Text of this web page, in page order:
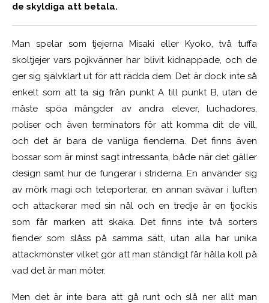
de skyldiga att betala.
Man spelar som tjejerna Misaki eller Kyoko, två tuffa
skoltjejer vars pojkvänner har blivit kidnappade, och de
ger sig självklart ut för att rädda dem. Det är dock inte så
enkelt som att ta sig från punkt A till punkt B, utan de
måste spöa mängder av andra elever, luchadores,
poliser och även terminators för att komma dit de vill,
och det är bara de vanliga fienderna. Det finns även
bossar som är minst sagt intressanta, både när det gäller
design samt hur de fungerar i striderna. En använder sig
av mörk magi och teleporterar, en annan svävar i luften
och attackerar med sin nål och en tredje är en tjockis
som får marken att skaka. Det finns inte två sorters
fiender som slåss på samma sätt, utan alla har unika
attackmönster vilket gör att man ständigt får hålla koll på
vad det är man möter.
Men det är inte bara att gå runt och slå ner allt man